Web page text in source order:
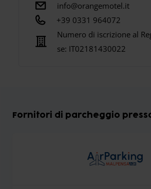
info@orangemotel.it
+39 0331 964072
Numero di iscrizione al
se: IT02181430022
Fornitori di parcheggio